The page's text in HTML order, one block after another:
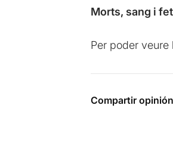
Morts, sang i
Per poder
Compartir opinión